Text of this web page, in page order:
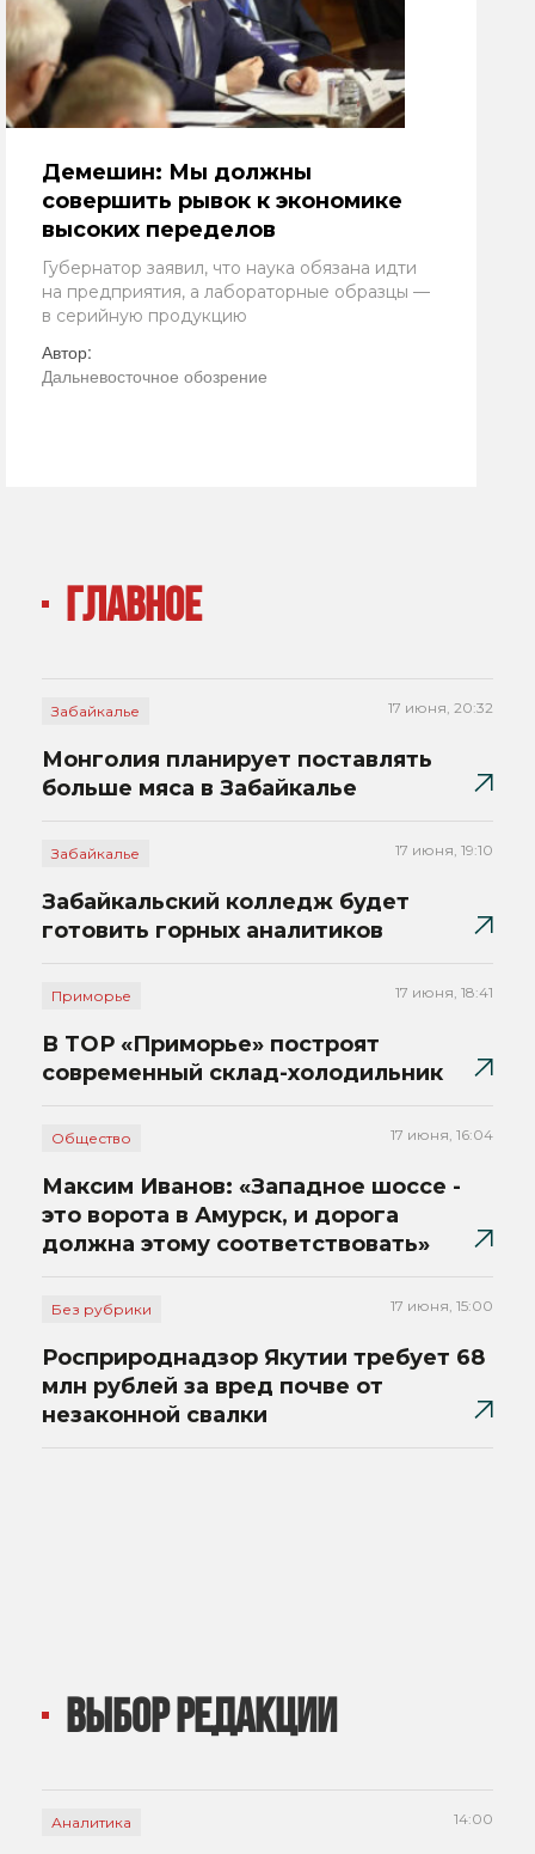
Демешин: Мы должны
совершить рывок к экономике
высоких переделов
Губернатор заявил, что наука обязана идти
на предприятия, а лабораторные образцы —
в серийную продукцию
Автор:
Дальневосточное обозрение
ГЛАВНОЕ
Забайкалье 17 июня, 20:32
Монголия планирует поставлять
больше мяса в Забайкалье
Забайкалье 17 июня, 19:10
Забайкальский колледж будет
готовить горных аналитиков
Приморье 17 июня, 18:41
В ТОР «Приморье» построят
современный склад-холодильник
Общество 17 июня, 16:04
Максим Иванов: «Западное шоссе -
это ворота в Амурск, и дорога
должна этому соответствовать»
Без рубрики 17 июня, 15:00
Росприроднадзор Якутии требует 68
млн рублей за вред почве от
незаконной свалки
ВЫБОР РЕДАКЦИИ
Аналитика 14:00